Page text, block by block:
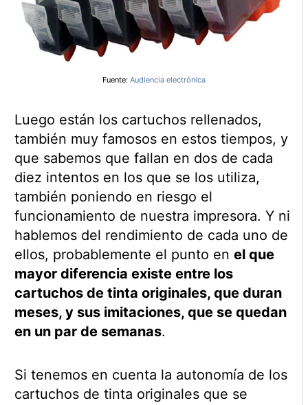
Fuente: Audiencia electrónica
Luego están los cartuchos rellenados,
también muy famosos en estos tiempos, y
que sabemos que fallan en dos de cada
diez intentos en los que se los utiliza,
también poniendo en riesgo el
funcionamiento de nuestra impresora. Y ni
hablemos del rendimiento de cada uno de
ellos, probablemente el punto en el que
mayor diferencia existe entre los
cartuchos de tinta originales, que duran
meses, y sus imitaciones, que se quedan
en un par de semanas.
Si tenemos en cuenta la autonomía de los
cartuchos de tinta originales que se